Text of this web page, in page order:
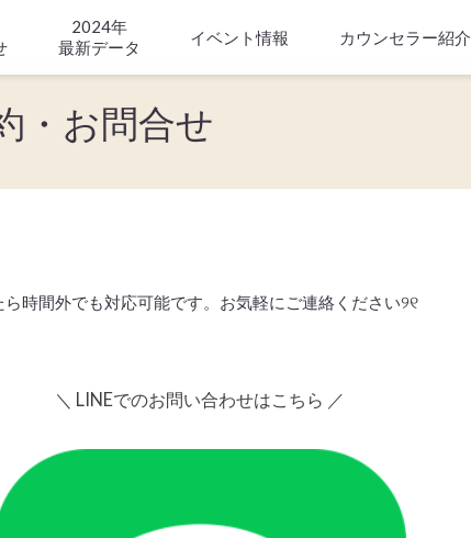
2024年
最新データ
イベント情報 カウンセラー紹介
・お問合せ
時間外でも対応可能です。お気軽にご連絡ください୨୧
＼ LINEでのお問い合わせはこちら ／